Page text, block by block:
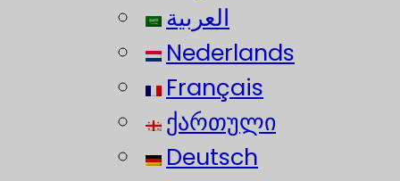
العربية
Nederlands
Français
ქართული
Deutsch